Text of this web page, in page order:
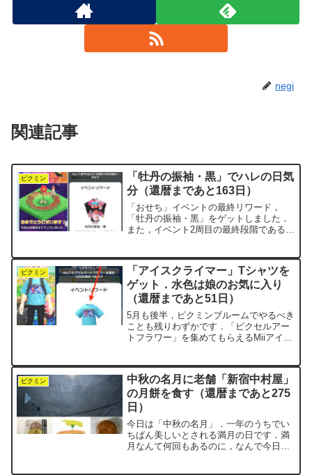
negi
関連記事
ピクミン
「牡丹の振袖・黒」でハレの日気
分（還暦まであと163日）
「おせち」イベントの最終リワード，
「牡丹の振袖・黒」をゲットしました．
また，イベント2周目の最終段階であるス
きます．牡丹の振袖の説明書きには，こ
うあります．「大輪の牡...
ピクミン
「アイスクライマー」Tシャツを
ゲット．水色は娘のお気に入り
（還暦まであと51日）
5月も後半，ピクミンブルームでやるべき
ことも残りわずかです．「ピクセルアー
トフラワー」を集めてもらえるMiiアイテ
のリワードとして届いたのは「アイスク
ライマー」...
ピクミン
中秋の名月に老舗「新宿中村屋」
の月餅を食す（還暦まであと275
日）
今日は「中秋の名月」．一年のうちでい
ちばん美しいとされる満月の日です．満
月なんて何回もあるのに，なんで今日が